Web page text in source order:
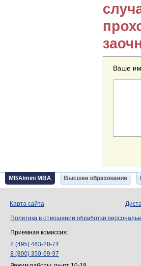
Ваше
MBA/mini MBA Высшее образование
Карта сайта
Политика в отношении обработки
Приемная комиссия:
8 (495) 463-28-74
8 (800) 350-69-97